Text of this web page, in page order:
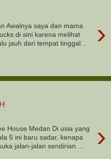
›
Awalnya saya dan mama
di sini karena melihat
jauh dari tempat tinggal...
›
House Medan Di usia yang
5 ini baru sadar, kenapa
jalan-jalan sendirian. ...